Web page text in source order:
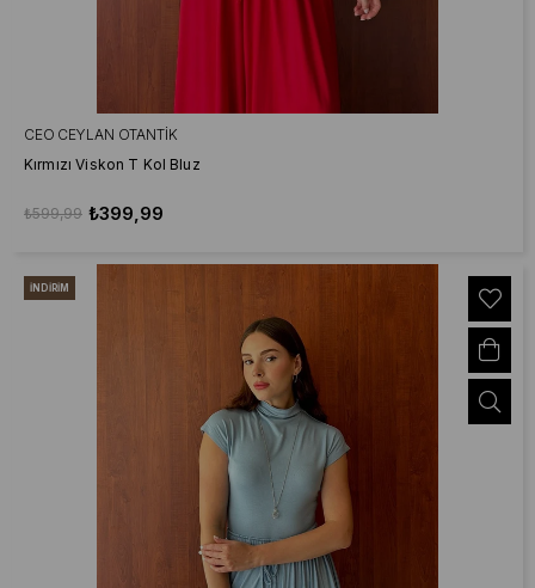
CEO CEYLAN OTANTIK
Kırmızı Viskon T Kol Bluz
₺399,99
₺599,99
İNDIRIM